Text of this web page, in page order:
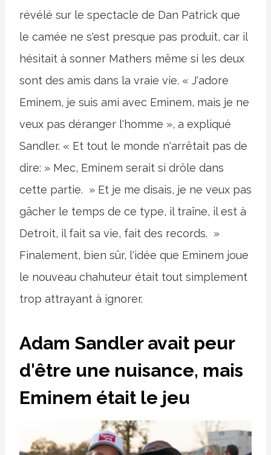
révélé sur le spectacle de Dan Patrick que
le camée ne s'est presque pas produit, car il
hésitait à sonner Mathers même si les deux
sont des amis dans la vraie vie. « J'adore
Eminem, je suis ami avec Eminem, mais je ne
veux pas déranger l'homme », a expliqué
Sandler. « Et tout le monde n'arrêtait pas de
dire: » Mec, Eminem serait si drôle dans
cette partie. » Et je me disais, je ne veux pas
gâcher le temps de ce type, il traîne, il est à
Detroit, il fait sa vie, fait des records. »
Finalement, bien sûr, l'idée que Eminem joue
le nouveau chahuteur était tout simplement
trop attrayant à ignorer.
Adam Sandler avait peur
d'être une nuisance, mais
Eminem était le jeu